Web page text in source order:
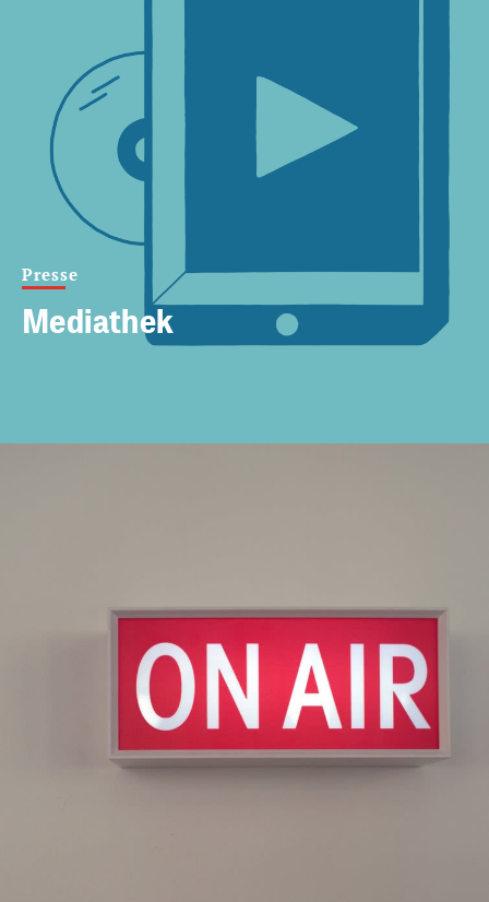
Presse
Mediathek